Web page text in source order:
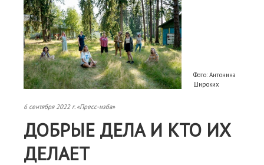
Фото: Антонина
Широких
6 сентября 2022 г. «Пресс-изба»
ДОБРЫЕ ДЕЛА И КТО ИХ
ДЕЛАЕТ